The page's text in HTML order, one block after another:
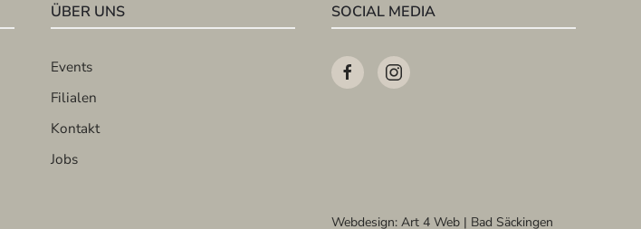
ÜBER UNS
Events
Filialen
Kontakt
Jobs
SOCIAL MEDIA
Webdesign: Art 4 Web | Bad Säckingen